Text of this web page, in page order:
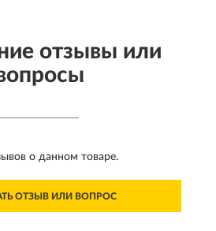
отзывы или
о данном товаре.
ОТЗЫВ ИЛИ ВОПРОС